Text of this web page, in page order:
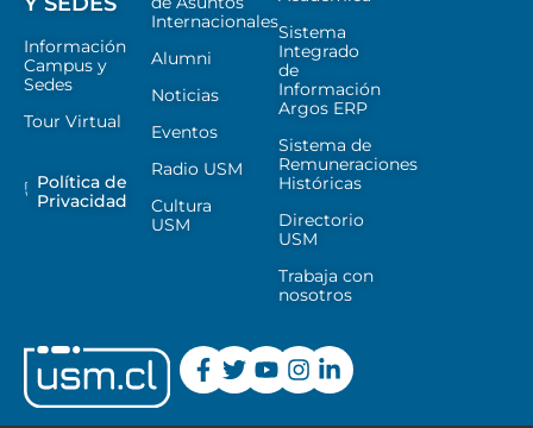
Información
Campus y
Sedes
Tour Virtual
Política de
Privacidad
Internacionales
Alumni
Noticias
Eventos
Radio USM
Cultura
USM
Sistema
Integrado
de
Información
Argos ERP
Sistema de
Remuneraciones
Históricas
Directorio
USM
Trabaja con
nosotros